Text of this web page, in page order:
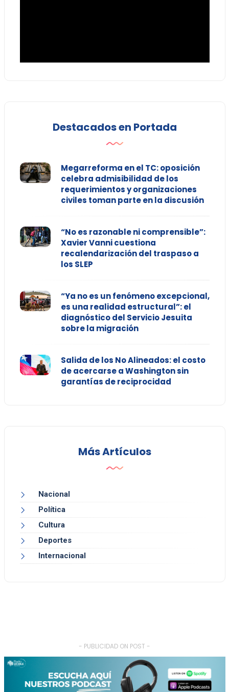
Destacados en Portada
Megarreforma en el TC: oposición
celebra admisibilidad de los
requerimientos y organizaciones
civiles toman parte en la discusión
“No es razonable ni comprensible”:
Xavier Vanni cuestiona
recalendarización del traspaso a
los SLEP
“Ya no es un fenómeno excepcional,
es una realidad estructural”: el
diagnóstico del Servicio Jesuita
sobre la migración
Salida de los No Alineados: el costo
de acercarse a Washington sin
garantías de reciprocidad
Más Artículos
Nacional
Política
Cultura
Deportes
Internacional
- PUBLICIDAD ON POST -